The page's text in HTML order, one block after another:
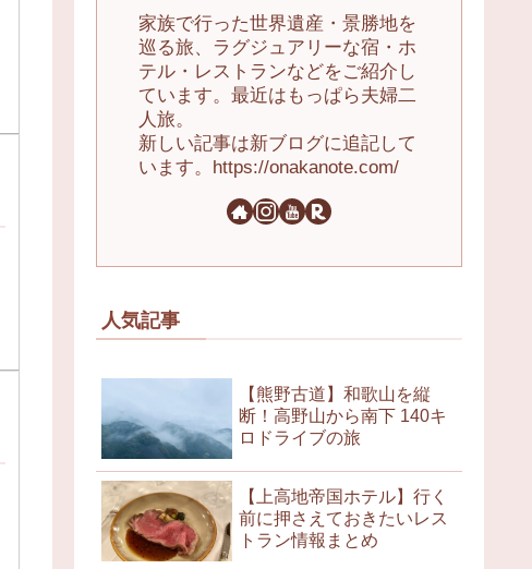
家族で行った世界遺産・景勝地を
巡る旅、ラグジュアリーな宿・ホ
テル・レストランなどをご紹介し
ています。最近はもっぱら夫婦二
人旅。
新しい記事は新ブログに追記して
います。https://onakanote.com/
人気記事
【熊野古道】和歌山を縦
断！高野山から南下 140キ
ロドライブの旅
【上高地帝国ホテル】行く
前に押さえておきたいレス
トラン情報まとめ